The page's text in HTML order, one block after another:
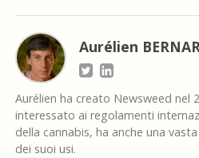
Aurélien
Aurélien ha creato Newsweed nel
interessato ai regolamenti
della cannabis, ha anche una
dei suoi usi.